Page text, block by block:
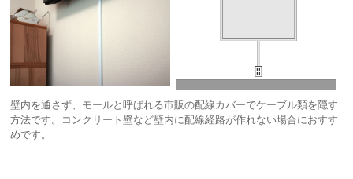
壁内を通さず、モールと呼ばれる市販の配線カバーでケーブル類を隠す
方法です。コンクリート壁など壁内に配線経路が作れない場合におすす
めです。